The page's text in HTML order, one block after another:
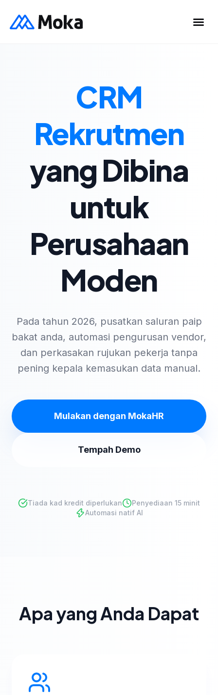
CRM
Rekrutmen
yang Dibina
untuk
Perusahaan
Moden
Pada tahun 2026, pusatkan saluran paip
bakat anda, automasi pengurusan vendor,
dan perkasakan rujukan pekerja tanpa
pening kepala kemasukan data manual.
Mulakan dengan MokaHR
Tempah Demo
Tiada kad kredit diperlukan
Penyediaan 15 minit
Automasi natif AI
Apa yang Anda Dapat